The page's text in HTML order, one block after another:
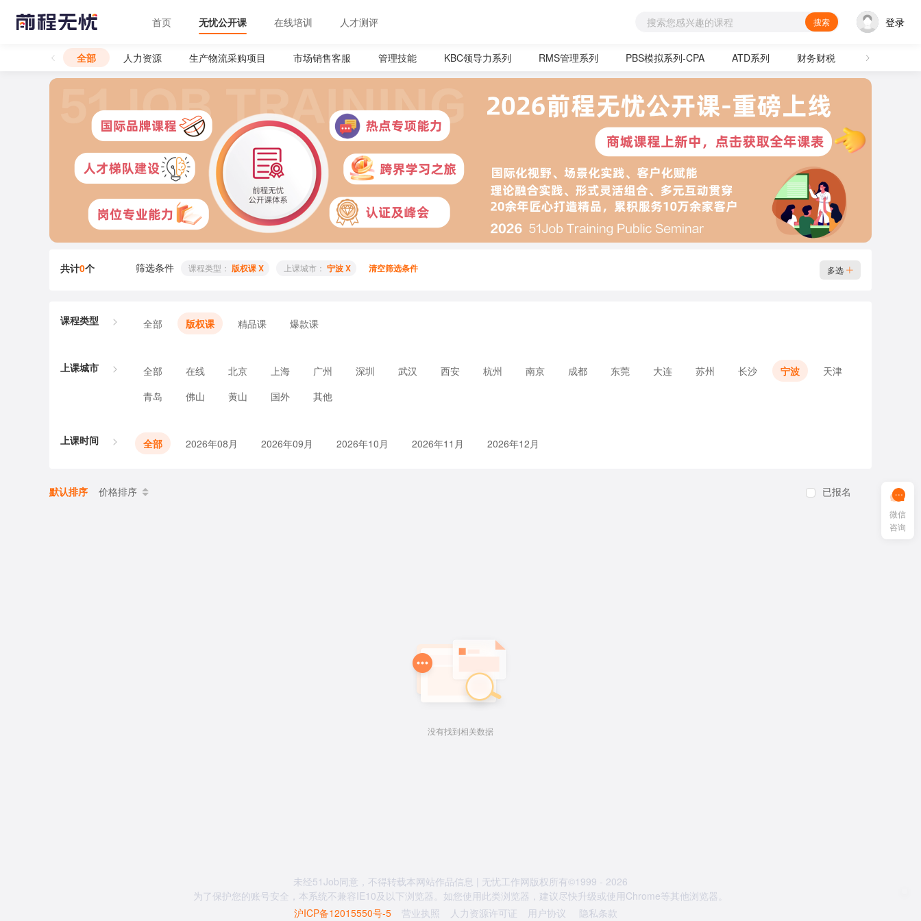
首页 无忧公开课 在线培训 人才测评 搜索 登录
全部 人力资源 生产物流采购项目 市场销售客服 管理技能 KBC领导力系列 RMS管理系列 PBS模拟系列-CPA ATD系列 财务财税 通用技能
共计0个 筛选条件 课程类型： 版权课 X 上课城市： 宁波 X 清空筛选条件 多选
课程类型 全部 版权课 精品课 爆款课
上课城市 全部 在线 北京 上海 广州 深圳 武汉 西安 杭州 南京 成都 东莞 大连 苏州 长沙 宁波
天津
青岛
佛山 黄山 国外 其他
上课时间 全部 2026年08月 2026年09月 2026年10月 2026年11月 2026年12月
默认排序 价格排序 已报名
没有找到相关数据
未经51Job同意，不得转载本网站作品信息 | 无忧工作网版权所有©1999 - 2026
为了保护您的账号安全，本系统不兼容IE10及以下浏览器。如您使用此类浏览器，建议尽快升级或使用Chrome等其他浏览器。
沪ICP备12015550号-5
营业执照 人力资源许可证 用户协议 隐私条款
微信
咨询